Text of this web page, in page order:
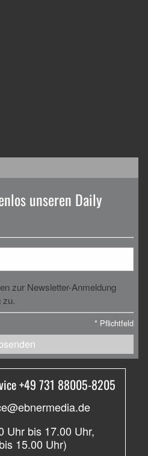
unseren Daily
zur Newsletter-Anmeldung
zu.
* Pflichtfeld
+49 731 88005-8205
Uhr bis 17.00 Uhr,
15.00 Uhr)